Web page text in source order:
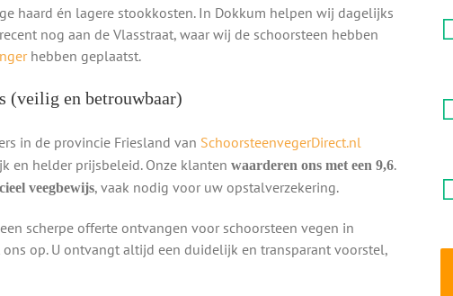
haard én lagere stookkosten. In Dokkum helpen wij dagelijks
nog aan de Vlasstraat, waar wij de schoorsteen hebben
hebben geplaatst.
(veilig en betrouwbaar)
in de provincie Friesland van SchoorsteenvegerDirect.nl
en helder prijsbeleid. Onze klanten waarderen ons met een 9,6.
veegbewijs, vaak nodig voor uw opstalverzekering.
scherpe offerte ontvangen voor schoorsteen vegen in
op. U ontvangt altijd een duidelijk en transparant voorstel,